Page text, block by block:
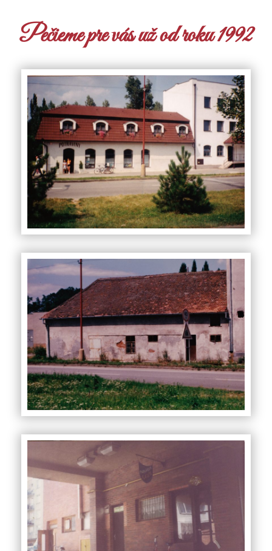
Pečieme pre vás už od roku 1992